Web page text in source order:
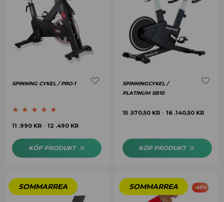
SPINNING CYKEL / PRO-1
Betygsatt5.00
11 .990 KR –12 .490 KR
KÖP PRODUKT
SPINNINGCYKEL /
PLATINUM SB10
15 .570,50 KR – 16 .140,50 KR
KÖP PRODUKT
-40%